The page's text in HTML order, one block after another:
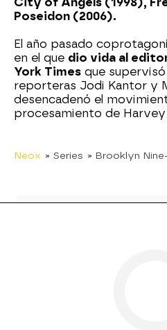
Poseidon (2006).
El año pasado
en el que dio vida al
York Times que
reporteras Jodi Kantor y
desencadenó el
procesamiento de
Neox » Series » Brooklyn